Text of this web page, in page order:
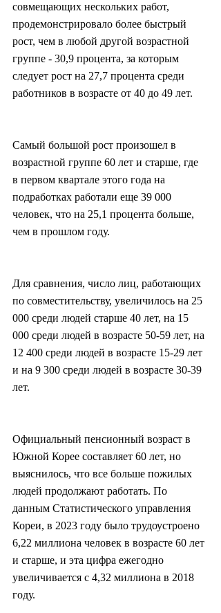
совмещающих нескольких работ,
продемонстрировало более быстрый
рост, чем в любой другой возрастной
группе - 30,9 процента, за которым
следует рост на 27,7 процента среди
работников в возрасте от 40 до 49 лет.
Самый большой рост произошел в
возрастной группе 60 лет и старше, где
в первом квартале этого года на
подработках работали еще 39 000
человек, что на 25,1 процента больше,
чем в прошлом году.
Для сравнения, число лиц, работающих
по совместительству, увеличилось на 25
000 среди людей старше 40 лет, на 15
000 среди людей в возрасте 50-59 лет, на
12 400 среди людей в возрасте 15-29 лет
и на 9 300 среди людей в возрасте 30-39
лет.
Официальный пенсионный возраст в
Южной Корее составляет 60 лет, но
выяснилось, что все больше пожилых
людей продолжают работать. По
данным Статистического управления
Кореи, в 2023 году было трудоустроено
6,22 миллиона человек в возрасте 60 лет
и старше, и эта цифра ежегодно
увеличивается с 4,32 миллиона в 2018
году.